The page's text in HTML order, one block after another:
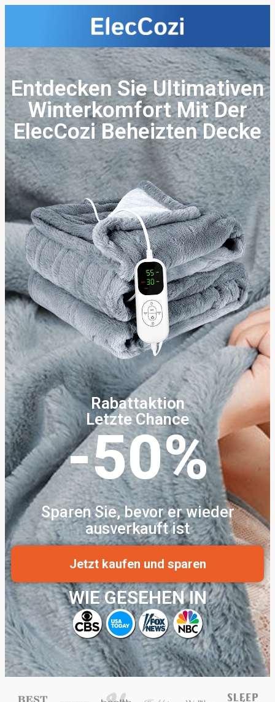
Entdecken Sie Ultimativen
Winterkomfort Mit Der
ElecCozi Beheizten Decke
Rabattaktion
Letzte Chance
-50%
Sparen Sie, bevor er wieder
ausverkauft ist
Jetzt kaufen und sparen
WIE GESEHEN IN